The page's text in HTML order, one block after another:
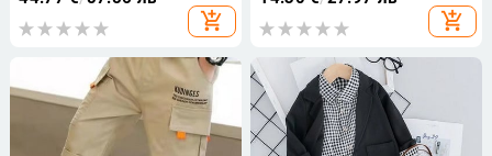
add_shopping_cart
Bermuda Infant Toddler Baby Boy
Ежедневни панталони
add_shopping_cart